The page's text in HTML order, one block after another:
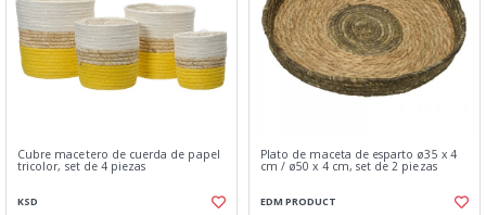
Cubre macetero de cuerda de papel
tricolor, set de 4 piezas
KSD
Plato de maceta de esparto ø35 x 4
cm / ø50 x 4 cm, set de 2 piezas
EDM PRODUCT